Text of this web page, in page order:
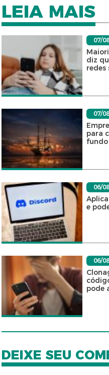
LEIA MAIS
07/
diz
redes
07/
para
06/
e
06/
pode
DEIXE SEU